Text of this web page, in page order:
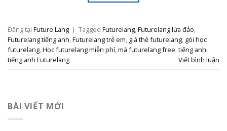
Đăng tại Future Lang | Tagged Futurelang,Futurelang lừa đảo,
Futurelang tiếng anh,Futurelang trẻ em, giá thẻ futurelang, gói học
futurelang,Học futurelang miễn phí,mã futurelang free,tiếng anh,
tiếng anh Futurelang
Viết bình luận
BÀI VIẾT MỚI